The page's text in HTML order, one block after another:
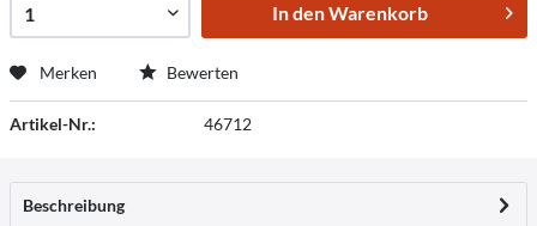
In denWarenkorb
Merken Bewerten
Artikel-Nr.: 46712
Beschreibung